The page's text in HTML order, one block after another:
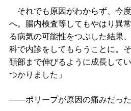
それでも原因がわからず、今
へ。腸内検査等してもやはり異
る病気の可能性をつぶした結果
科で内診をしてもらうことに。
頚部まで伸びるように成長して
つかりました」
――ポリープが原因の痛みだった